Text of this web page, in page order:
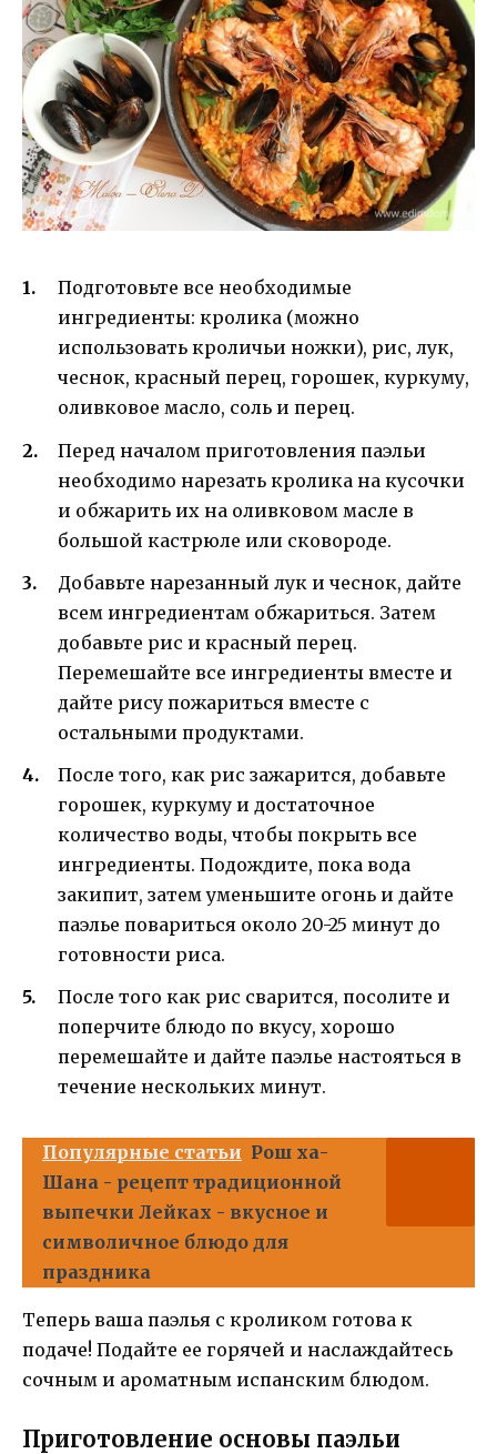
Подготовьте все необходимые
ингредиенты: кролика (можно
использовать кроличьи ножки), рис, лук,
чеснок, красный перец, горошек, куркуму,
оливковое масло, соль и перец.
Перед началом приготовления паэльи
необходимо нарезать кролика на кусочки
и обжарить их на оливковом масле в
большой кастрюле или сковороде.
Добавьте нарезанный лук и чеснок, дайте
всем ингредиентам обжариться. Затем
добавьте рис и красный перец.
Перемешайте все ингредиенты вместе и
дайте рису пожариться вместе с
остальными продуктами.
После того, как рис зажарится, добавьте
горошек, куркуму и достаточное
количество воды, чтобы покрыть все
ингредиенты. Подождите, пока вода
закипит, затем уменьшите огонь и дайте
паэлье повариться около 20-25 минут до
готовности риса.
После того как рис сварится, посолите и
поперчите блюдо по вкусу, хорошо
перемешайте и дайте паэлье настояться в
течение нескольких минут.
Популярные статьи Рош ха-
Шана - рецепт традиционной
выпечки Лейках - вкусное и
символичное блюдо для
праздника
Теперь ваша паэлья с кроликом готова к
подаче! Подайте ее горячей и наслаждайтесь
сочным и ароматным испанским блюдом.
Приготовление основы паэльи